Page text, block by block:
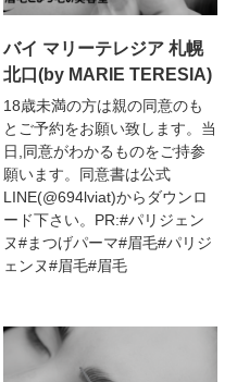
バイ マリーテレジア 札幌
北口(by MARIE TERESIA)
18歳未満の方は親の同意のも
とご予約をお願い致します。当
日,同意がわかるものをご持参
願います。同意書は公式
LINE(@694lviat)からダウンロ
ード下さい。PR:#パリジェン
ヌ#まつげパーマ#眉毛#パリジ
ェンヌ#眉毛#眉毛